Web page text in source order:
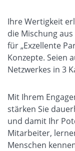
Ihre Wertigkeit
die Mischung
für „Exzellente
Konzepte. Seien
Netzwerkes in 3
Mit Ihrem
stärken Sie
und damit Ihr
Mitarbeiter,
Menschen